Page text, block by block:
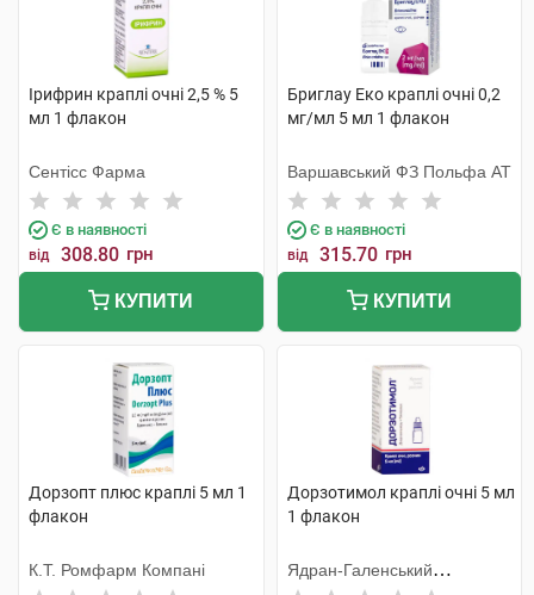
Ірифрин краплі очні 2,5 % 5
мл 1 флакон
Сентісс Фарма
Є в наявності
від 308.80 грн
КУПИТИ
Бриглау Еко краплі очні 0,2
мг/мл 5 мл 1 флакон
Варшавський ФЗ Польфа АТ
Є в наявності
від 315.70 грн
КУПИТИ
Дорзопт плюс краплі 5 мл 1
флакон
К.Т. Ромфарм Компані
Дорзотимол краплі очні 5 мл
1 флакон
Ядран-Галенський